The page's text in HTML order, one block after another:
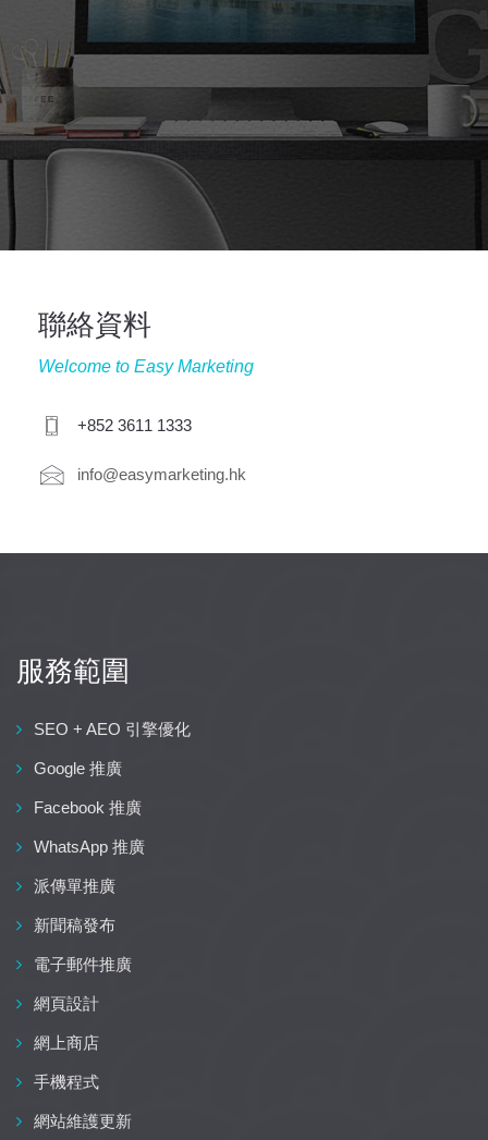
聯絡資料
Welcome to Easy Marketing
+852 3611 1333
info@easymarketing.hk
服務範圍
SEO + AEO 引擎優化
Google 推廣
Facebook 推廣
WhatsApp 推廣
派傳單推廣
新聞稿發布
電子郵件推廣
網頁設計
網上商店
手機程式
網站維護更新